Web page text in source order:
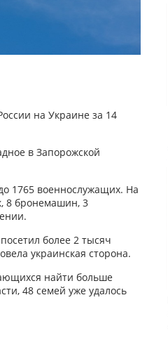
на Украине за 14
в Запорожской
1765 военнослужащих. На
8 бронемашин, 3
более 2 тысяч
украинская сторона.
найти больше
48 семей уже удалось